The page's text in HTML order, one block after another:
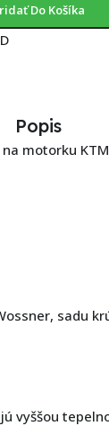
Do Košíka
Popis
motorku KTM
sadu
vyššou